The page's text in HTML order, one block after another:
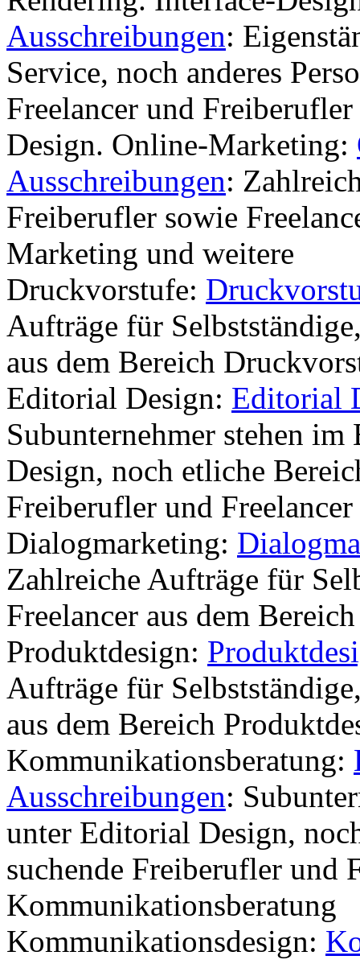
Ausschreibungen:
Service, noch anderes
Freelancer und
Design. Online-Marketing:
Ausschreibungen:
Freiberufler sowie
Marketing und weitere
Druckvorstufe:
Aufträge für
aus dem Bereich
Editorial Design: Editorial
Subunternehmer stehen
Design, noch etliche
Freiberufler und
Dialogmarketing:
Zahlreiche Aufträge für
Freelancer aus dem
Produktdesign:
Aufträge für
aus dem Bereich
Kommunikationsberatung:
Ausschreibungen:
unter Editorial Design,
suchende Freiberufler und
Kommunikationsberatung
Kommunikationsdesign: